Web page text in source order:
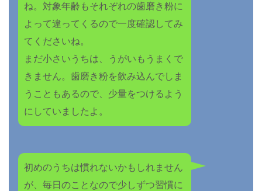
ね。対象年齢もそれぞれの歯磨き粉に
よって違ってくるので一度確認してみ
てくださいね。
まだ小さいうちは、うがいもうまくで
きません。歯磨き粉を飲み込んでしま
うこともあるので、少量をつけるよう
にしていましたよ。
初めのうちは慣れないかもしれません
が、毎日のことなので少しずつ習慣に